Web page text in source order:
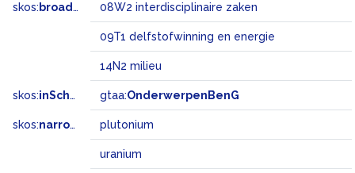
skos: broadMatch 08W2 interdisciplinaire zaken
09T1 delfstofwinning en energie
14N2 milieu
skos:inScheme gtaa:OnderwerpenBenG
skos:narrower plutonium
uranium